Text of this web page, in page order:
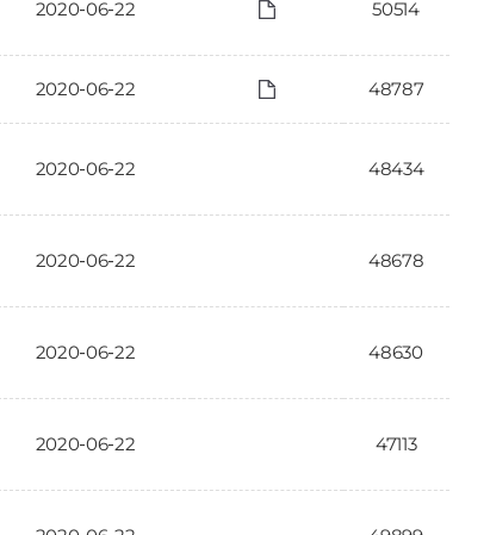
2020-06-22 50514
2020-06-22 48787
2020-06-22 48434
2020-06-22 48678
2020-06-22 48630
2020-06-22 47113